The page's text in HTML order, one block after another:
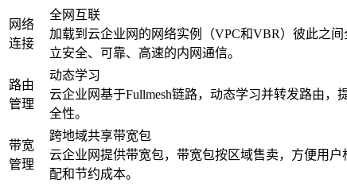
网络
连接
全网互联
加载到云企业网的网络实例（VPC和VBR）彼此之
立安全、可靠、高速的内网通信。
路由
管理
动态学习
云企业网基于Fullmesh链路，动态学习并转发路由
全性。
带宽
管理
跨地域共享带宽包
云企业网提供带宽包，带宽包按区域售卖，方便用
配和节约成本。